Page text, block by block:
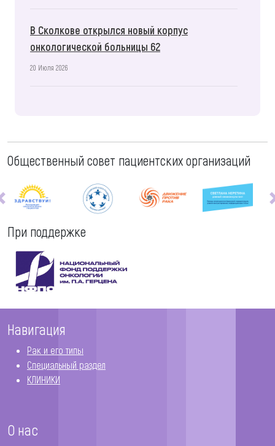
В Сколкове открылся новый корпус
онкологической больницы 62
20 Июля 2026
Общественный совет пациентских организаций
При поддержке
Навигация
Рак и его типы
Специальный раздел
КЛИНИКИ
О нас